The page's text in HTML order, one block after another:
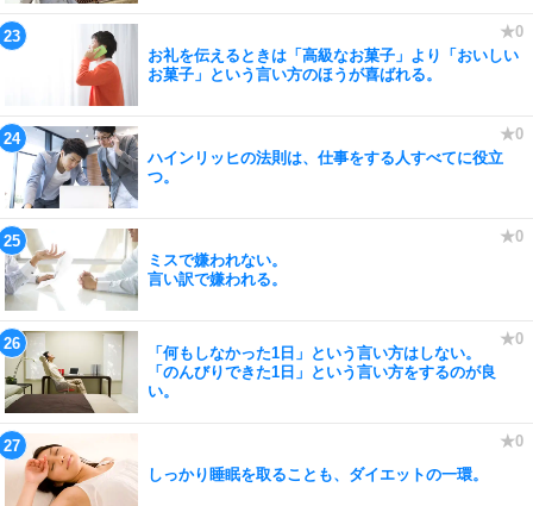
お礼を伝えるときは「高級なお菓子」より「おいしい
お菓子」という言い方のほうが喜ばれる。
ハインリッヒの法則は、仕事をする人すべてに役立
つ。
ミスで嫌われない。
言い訳で嫌われる。
「何もしなかった1日」という言い方はしない。
「のんびりできた1日」という言い方をするのが良
い。
しっかり睡眠を取ることも、ダイエットの一環。